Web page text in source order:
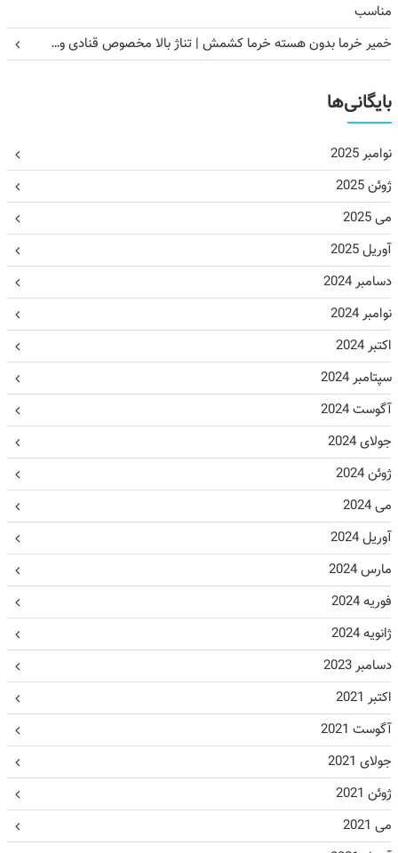
مناسب
خمیر خرما بدون هسته خرما کشمش | تناژ بالا مخصوص قنادی و…
بایگانی‌ها
نوامبر 2025
ژوئن 2025
می 2025
آوریل 2025
دسامبر 2024
نوامبر 2024
اکتبر 2024
سپتامبر 2024
آگوست 2024
جولای 2024
ژوئن 2024
می 2024
آوریل 2024
مارس 2024
فوریه 2024
ژانویه 2024
دسامبر 2023
اکتبر 2021
آگوست 2021
جولای 2021
ژوئن 2021
می 2021